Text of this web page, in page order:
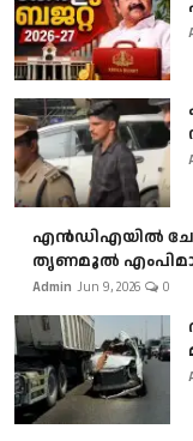
എൻഡിഎയിൽ
തൃണമൂൽ
Admin Jun 9, 2026 0